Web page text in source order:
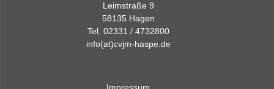
Leimstraße 9
58135 Hagen
Tel. 02331 / 4732800
info(at)cvjm-haspe.de